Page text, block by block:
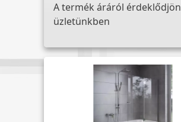
A termék áráról érdeklődjön
üzletünkben